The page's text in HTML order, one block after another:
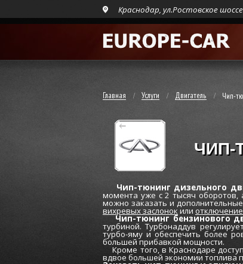
Краснодар, ул.Ростовское
Главная Услуги Двигатель Чип-
ЧИП-
Чип-тюнинг дизельного
момента уже c 2 тысяч оборотов,
можно заказать и
вихревых заслонокили
Чип-тюнинг бензинового
турбиной. Турбонаддув
турбо-яму и обеспечить более
большей прибавкой мощности.
Кроме того, в Краснодаре
вдвое большей экономии топлива